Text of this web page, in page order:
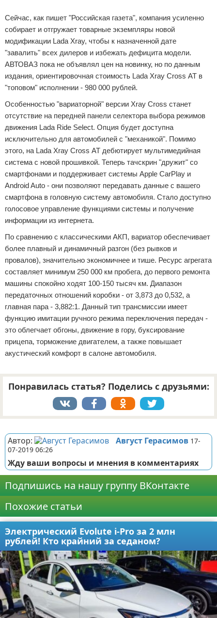
Сейчас, как пишет "Российская газета", компания усиленно
собирает и отгружает товарные экземпляры новой
модификации Lada Xray, чтобы к назначенной дате
"завалить" всех дилеров и избежать дефицита модели.
АВТОВАЗ пока не объявлял цен на новинку, но по данным
издания, ориентировочная стоимость Lada Xray Cross АТ в
"топовом" исполнении - 980 000 рублей.
Особенностью "вариаторной" версии Xray Cross станет
отсутствие на передней панели селектора выбора режимов
движения Lada Ride Select. Опция будет доступна
исключительно для автомобилей с "механикой". Помимо
этого, на Lada Xray Cross АТ дебютирует мультимедийная
система с новой прошивкой. Теперь тачскрин "дружит" со
смартфонами и поддерживает системы Apple CarPlay и
Android Auto - они позволяют передавать данные с вашего
смартфона в головную систему автомобиля. Стало доступно
голосовое управление функциями системы и получение
информации из интернета.
По сравнению с классическими АКП, вариатор обеспечивает
более плавный и динамичный разгон (без рывков и
провалов), значительно экономичнее и тише. Ресурс агрегата
составляет минимум 250 000 км пробега, до первого ремонта
машины спокойно ходят 100-150 тысяч км. Диапазон
передаточных отношений коробки - от 3,873 до 0,532, а
главная пара - 3,882:1. Данный тип трансмиссии имеет
функцию имитации ручного режима переключения передач -
это облегчает обгоны, движение в гору, буксирование
прицепа, торможение двигателем, а также повышает
акустический комфорт в салоне автомобиля.
Понравилась статья? Поделись с друзьями:
Автор: Август Герасимов 17-
07-2019 06:26
Жду ваши вопросы и мнения в комментариях
Подпишись на нашу группу ВКонтакте
Похожие статьи
Электрический Evolute i-Pro за 2 млн
рублей! Кто крайний за седаном?